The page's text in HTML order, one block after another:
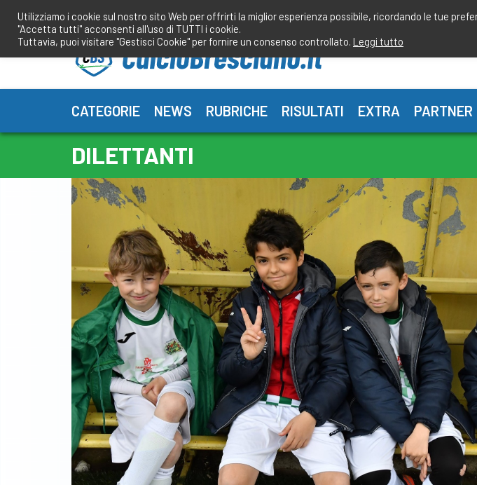
contenuto
CATEGORIE NEWS RUBRICHE RISULTATI EXTRA PARTNER
DILETTANTI
Utilizziamo i cookie sul nostro sito Web per offrirti la miglior esperienza possibile, ricordando le tue
"Accetta tutti" acconsenti all'uso di TUTTI i cookie.
Tuttavia, puoi visitare "Gestisci Cookie" per fornire un consenso controllato. Leggi tutto